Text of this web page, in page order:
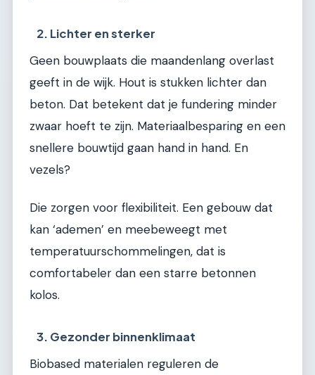
2. Lichter en sterker
Geen bouwplaats die maandenlang overlast
geeft in de wijk. Hout is stukken lichter dan
beton. Dat betekent dat je fundering minder
zwaar hoeft te zijn. Materiaalbesparing en een
snellere bouwtijd gaan hand in hand. En
vezels?
Die zorgen voor flexibiliteit. Een gebouw dat
kan ‘ademen’ en meebeweegt met
temperatuurschommelingen, dat is
comfortabeler dan een starre betonnen
kolos.
3. Gezonder binnenklimaat
Biobased materialen reguleren de